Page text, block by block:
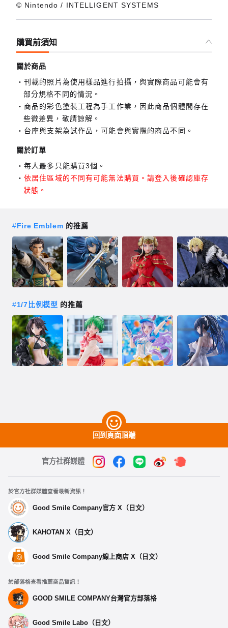
© Nintendo / INTELLIGENT SYSTEMS
購買前須知
關於商品
刊載的照片為使用樣品進行拍攝，與實際商品可能會有
部分規格不同的情況。
商品的彩色塗裝工程為手工作業，因此商品個體間存在
些微差異，敬請諒解。
台座與支架為試作品，可能會與實際的商品不同。
關於訂單
每人最多只能購買3個。
依居住區域的不同有可能無法購買。請登入後確認庫存
狀態。
#Fire Emblem 的推薦
#1/7比例模型 的推薦
回到頁面頂端
官方社群媒體
於官方社群媒體查看最新資訊！
Good Smile Company官方 X（日文）
KAHOTAN X（日文）
Good Smile Company線上商店 X（日文）
於部落格查看推薦商品資訊！
GOOD SMILE COMPANY台灣官方部落格
Good Smile Labo（日文）